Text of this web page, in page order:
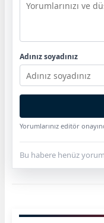
Adınız soyadınız
Yorumlarınız editör
Bu habere henüz